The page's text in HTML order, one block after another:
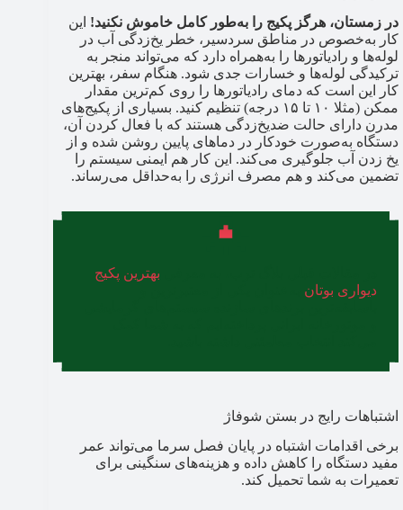
در زمستان، هرگز پکیج را به‌طور کامل خاموش نکنید! این
کار به‌خصوص در مناطق سردسیر، خطر یخ‌زدگی آب در
لوله‌ها و رادیاتورها را به‌همراه دارد که می‌تواند منجر به
ترکیدگی لوله‌ها و خسارات جدی شود. هنگام سفر، بهترین
کار این است که دمای رادیاتورها را روی کم‌ترین مقدار
ممکن (مثلا ۱۰ تا ۱۵ درجه) تنظیم کنید. بسیاری از پکیج‌های
مدرن دارای حالت ضدیخ‌زدگی هستند که با فعال کردن آن،
دستگاه به‌صورت خودکار در دماهای پایین روشن شده و از
یخ زدن آب جلوگیری می‌کند. این کار هم ایمنی سیستم را
تضمین می‌کند و هم مصرف انرژی را به‌حداقل می‌رساند.
بهترین پکیج
دیواری بوتان
اشتباهات رایج در بستن شوفاژ
برخی اقدامات اشتباه در پایان فصل سرما می‌تواند عمر
مفید دستگاه را کاهش داده و هزینه‌های سنگینی برای
تعمیرات به شما تحمیل کند.